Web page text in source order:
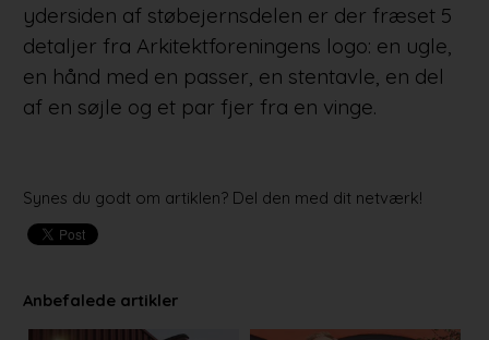
ydersiden af støbejernsdelen er der fræset 5
detaljer fra Arkitektforeningens logo: en ugle,
en hånd med en passer, en stentavle, en del
af en søjle og et par fjer fra en vinge.
Synes du godt om artiklen? Del den med dit netværk!
Anbefalede artikler